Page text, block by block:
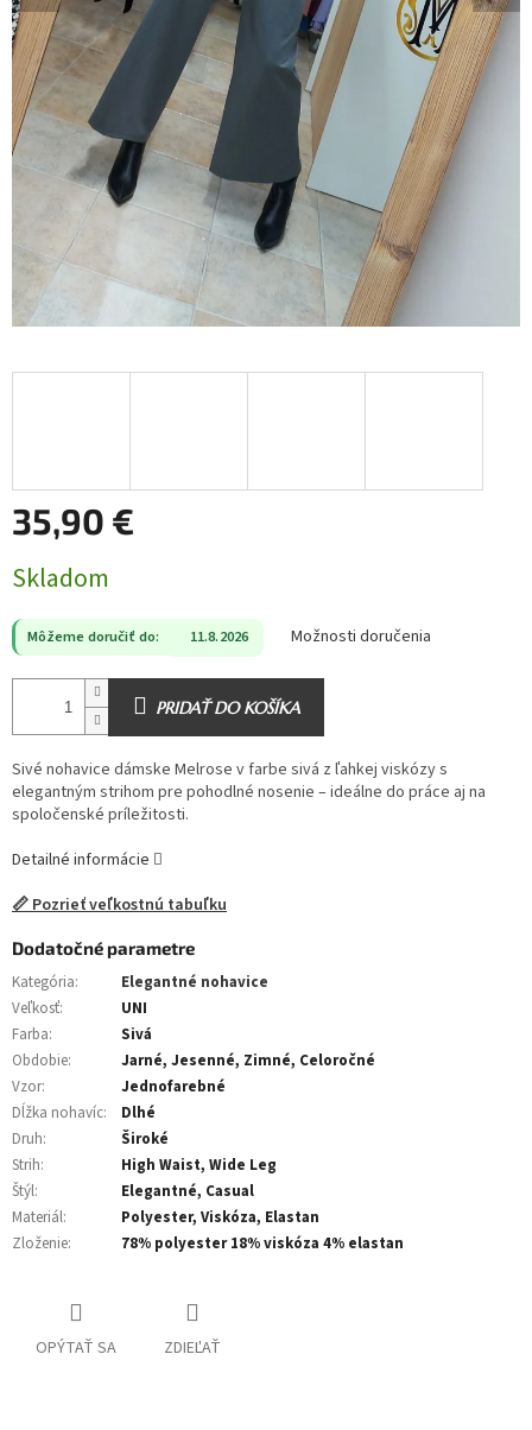
35,90 €
cena:
Skladom
Môžeme doručiť do: 11.8.2026 Možnosti doručenia
PRIDAŤ DO KOŠÍKA
Sivé nohavice dámske Melrose v farbe sivá z ľahkej viskózy s
elegantným strihom pre pohodlné nosenie – ideálne do práce aj na
spoločenské príležitosti.
Detailné informácie
📏 Pozrieť veľkostnú tabuľku
Dodatočné parametre
Kategória:
Elegantné nohavice
Veľkosť:
UNI
Farba:
Sivá
Obdobie:
Jarné, Jesenné, Zimné, Celoročné
Vzor:
Jednofarebné
Dĺžka nohavíc:
Dlhé
Druh:
Široké
Strih:
High Waist, Wide Leg
Štýl:
Elegantné, Casual
Materiál:
Polyester, Viskóza, Elastan
Zloženie: 78% polyester 18% viskóza 4% elastan
OPÝTAŤ SA ZDIEĽAŤ